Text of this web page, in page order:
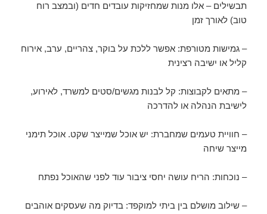
תבשילים – אלו מנות שמחזיקות עובדים חדים (ובמצב רוח
טוב) לאורך זמן
– גמישות מטורפת: אפשר ללכת על בוקר, צהריים, ערב, אירוח
קליל או ישיבה רצינית
– מתאים לקבוצות: קל לבנות מגשים/סטים למשרד, לאירוע,
לישיבת הנהלה או להדרכה
– חוויית טעמים שמחברת: יש אוכל שמייצר שקט. אוכל תימני
מייצר שיחה
– נוכחות: הריח עושה יחסי ציבור עוד לפני שהאוכל נפתח
– שילוב מושלם בין ביתי למוקפד: בדיוק מה שעסקים אוהבים